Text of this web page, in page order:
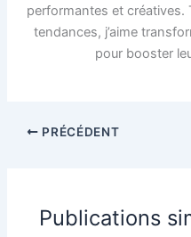
performantes et créatives.
tendances, j’aime
pour booster
PRÉCÉDENT
Publications